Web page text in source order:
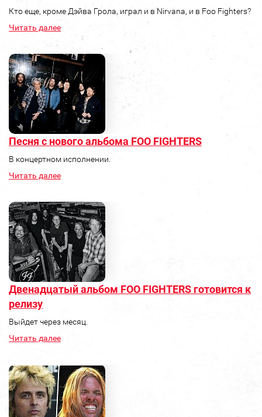
Кто еще, кроме Дэйва Грола, играл и в Nirvana, и в Foo Fighters?
Читать далее
Песня с нового альбома FOO FIGHTERS
В концертном исполнении.
Читать далее
Двенадцатый альбом FOO FIGHTERS готовится к
релизу
Выйдет через месяц.
Читать далее